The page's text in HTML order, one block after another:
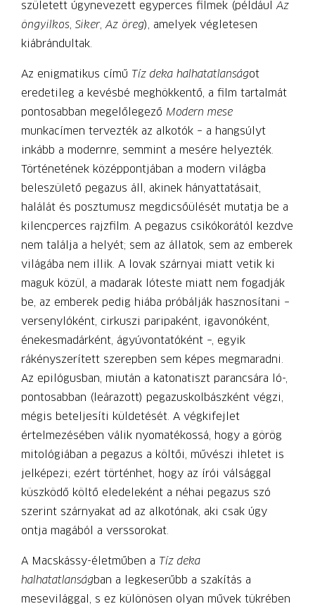
született úgynevezett egyperces filmek (példáulAz
öngyilkos, Siker,Az öreg), amelyek végletesen
kiábrándultak.
Az enigmatikus című Tíz deka halhatatlanságot
eredetileg a kevésbé meghökkentő, a film tartalmát
pontosabban megelőlegező Modern mese
munkacímen tervezték az alkotók – a hangsúlyt
inkább a modernre, semmint a mesére helyezték.
Történetének középpontjában a modern világba
beleszülető pegazus áll, akinek hányattatásait,
halálát és posztumusz megdicsőülését mutatja be a
kilencperces rajzfilm. A pegazus csikókorától kezdve
nem találja a helyét; sem az állatok, sem az emberek
világába nem illik. A lovak szárnyai miatt vetik ki
maguk közül, a madarak lóteste miatt nem fogadják
be, az emberek pedig hiába próbálják hasznosítani –
versenylóként, cirkuszi paripaként, igavonóként,
énekesmadárként, ágyúvontatóként –, egyik
rákényszerített szerepben sem képes megmaradni.
Az epilógusban, miután a katonatiszt parancsára ló-,
pontosabban (leárazott) pegazuskolbászként végzi,
mégis beteljesíti küldetését. A végkifejlet
értelmezésében válik nyomatékossá, hogy a görög
mitológiában a pegazus a költői, művészi ihletet is
jelképezi; ezért történhet, hogy az írói válsággal
küszködő költő eledeleként a néhai pegazus szó
szerint szárnyakat ad az alkotónak, aki csak úgy
ontja magából a verssorokat.
A Macskássy-életműben a Tíz deka
halhatatlanságban a legkeserűbb a szakítás a
mesevilággal, s ez különösen olyan művek tükrében